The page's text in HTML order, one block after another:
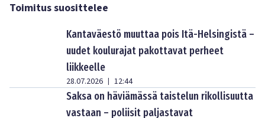
Toimitus suosittelee
Kantaväestö muuttaa pois Itä-Helsingistä –
uudet koulurajat pakottavat perheet
liikkeelle
28.07.2026 | 12:44
Saksa on häviämässä taistelun rikollisuutta
vastaan – poliisit paljastavat